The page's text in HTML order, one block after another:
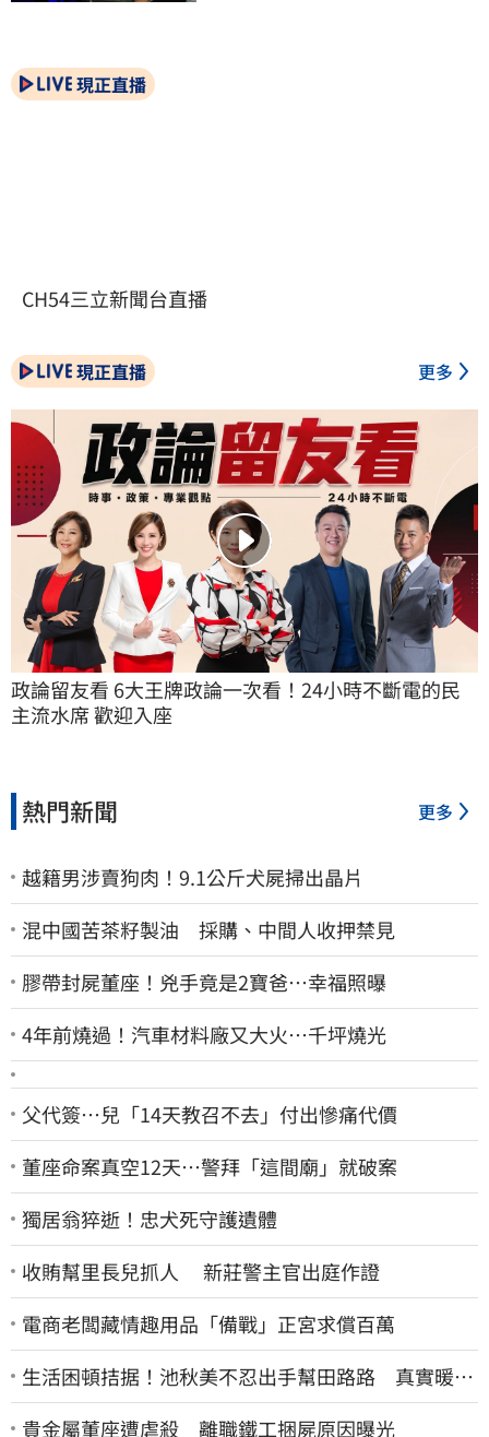
現正直播
CH54三立新聞台直播
現正直播 更多
政論留友看 6大王牌政論一次看！24小時不斷電的民
主流水席 歡迎入座
熱門新聞 更多
越籍男涉賣狗肉！9.1公斤犬屍掃出晶片
混中國苦茶籽製油 採購、中間人收押禁見
膠帶封屍董座！兇手竟是2寶爸…幸福照曝
4年前燒過！汽車材料廠又大火…千坪燒光
父代簽…兒「14天教召不去」付出慘痛代價
董座命案真空12天…警拜「這間廟」就破案
獨居翁猝逝！忠犬死守護遺體
收賄幫里長兒抓人 新莊警主官出庭作證
電商老闆藏情趣用品「備戰」正宮求償百萬
生活困頓拮据！池秋美不忍出手幫田路路 真實暖舉
曝光
貴金屬董座遭虐殺 離職鐵工捆屍原因曝光